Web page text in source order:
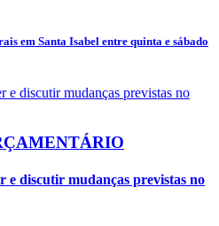
em Santa Isabel entre quinta e sábado
e discutir mudanças previstas no